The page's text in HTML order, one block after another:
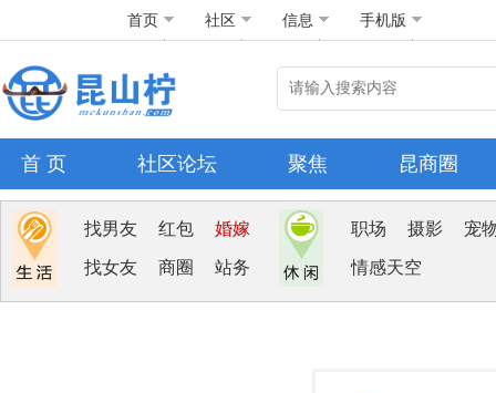
首页 社区 信息 手机版
首 页 社区论坛 聚焦 昆商圈
找男友 红包 婚嫁
找女友 商圈 站务
职场 摄影 宠
情感天空